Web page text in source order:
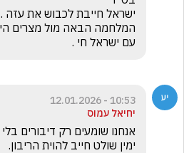
עם ישראל חי .
10:53 - 12.01.2026
יחיאל עמוס
ימין שולט חייב להוית הריבון.